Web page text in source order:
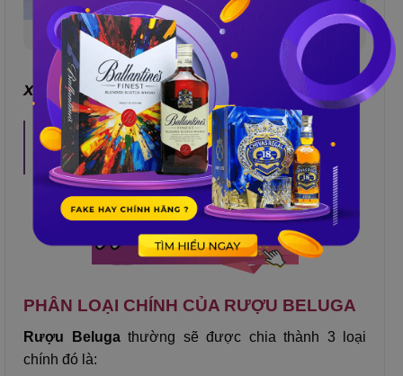
Đặc điểm chung của rượu beluga
Xem thêm:
Rượu Vodka bao nhiêu độ? Loại
Vodka được ưu chuộng hiện nay
PHÂN LOẠI CHÍNH CỦA RƯỢU BELUGA
Rượu Belugathường sẽ được chia thành 3 loại
chính đó là: